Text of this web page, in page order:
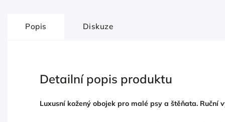
Popis Diskuze
Detailní popis produktu
Luxusní kožený obojek pro malé psy a štěňata. Ruční